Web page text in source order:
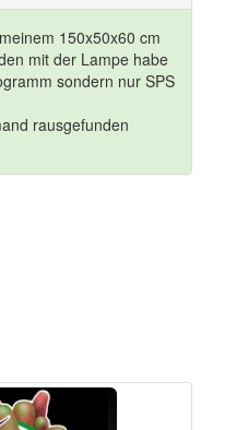
150x50x60 cm
mit der Lampe habe
sondern nur SPS
rausgefunden